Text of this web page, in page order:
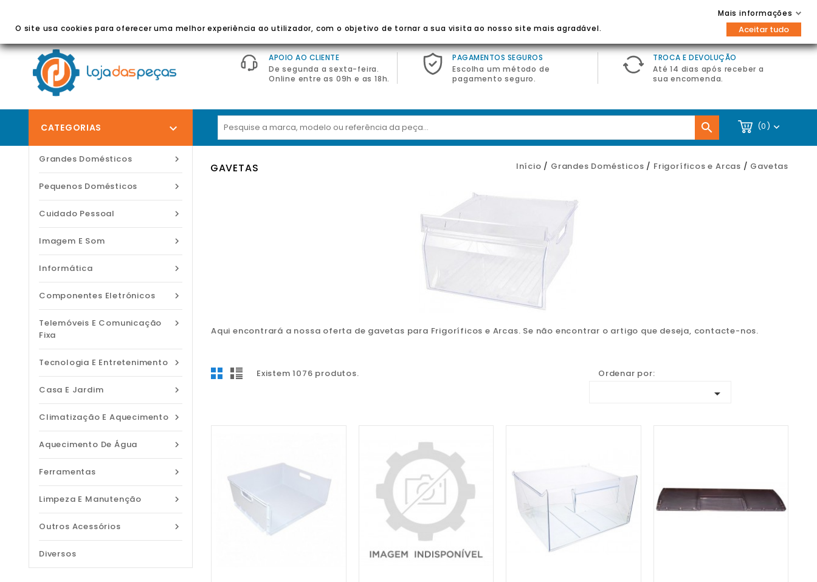
Entrar / Registar
APOIO AO CLIENTE
De segunda a sexta-feira.
Online entre as 09h e as 18h.
PAGAMENTOS SEGUROS
Escolha um método de
pagamento seguro.
TROCA E DEVOLUÇÃO
Até 14 dias após receber a
sua encomenda.
(0) 

CATEGORIAS 

Grandes Domésticos

Pequenos Domésticos

Cuidado Pessoal

Imagem E Som

Informática

Componentes Eletrónicos

Telemóveis E Comunicação
Fixa

Tecnologia E Entretenimento

Casa E Jardim

Climatização E Aquecimento

Aquecimento De Água

Ferramentas

Limpeza E Manutenção

Outros Acessórios
Diversos
GAVETAS Início Grandes Domésticos Frigoríficos e Arcas Gavetas
Aqui encontrará a nossa oferta de gavetas para Frigoríficos e Arcas. Se não encontrar o artigo que deseja, contacte-nos.
Existem 1076 produtos. Ordenar por:

O site usa cookies para oferecer uma melhor experiência ao utilizador, com o objetivo de tornar a sua visita ao nosso site mais agradável.
Mais informações
Aceitar tudo